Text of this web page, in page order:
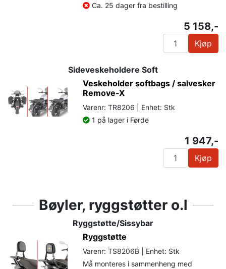
Ca. 25 dager fra bestilling
5 158,-
Kjøp
Sideveskeholdere Soft
Veskeholder softbags / salvesker
Remove-X
Varenr: TR8206 | Enhet: Stk
1 på lager i Førde
1 947,-
Kjøp
Bøyler, ryggstøtter o.l
Ryggstøtte/Sissybar
Ryggstøtte
Varenr: TS8206B | Enhet: Stk
Må monteres i sammenheng med